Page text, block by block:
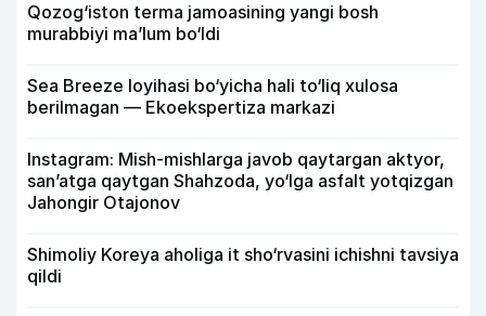
Qozog‘iston terma jamoasining yangi bosh
murabbiyi ma’lum bo‘ldi
Sea Breeze loyihasi bo‘yicha hali to‘liq xulosa
berilmagan — Ekoekspertiza markazi
Instagram: Mish-mishlarga javob qaytargan aktyor,
san’atga qaytgan Shahzoda, yo‘lga asfalt yotqizgan
Jahongir Otajonov
Shimoliy Koreya aholiga it sho‘rvasini ichishni tavsiya
qildi